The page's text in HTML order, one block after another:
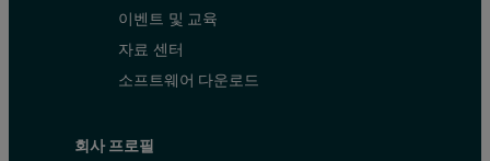
이벤트 및 교육
자료 센터
소프트웨어 다운로드
회사 프로필